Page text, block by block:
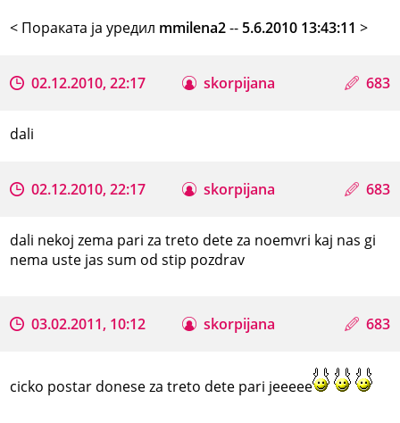
< Поракaта ја уредил mmilena2-- 5.6.2010 13:43:11>
02.12.2010, 22:17 skorpijana 683
dali
02.12.2010, 22:17 skorpijana 683
dali nekoj zema pari za treto dete za noemvri kaj nas gi
nema uste jas sum od stip pozdrav
03.02.2011, 10:12 skorpijana 683
cicko postar donese za treto dete pari jeeeee